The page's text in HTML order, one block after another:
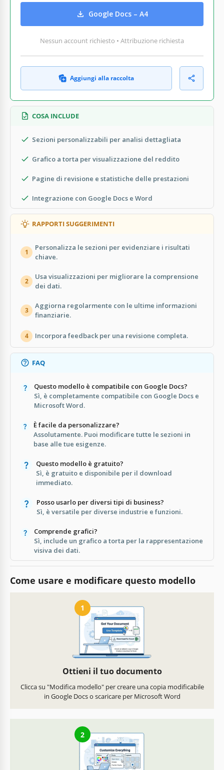
Google Docs – A4
Nessun account richiesto • Attribuzione richiesta
Aggiungi alla raccolta
COSA INCLUDE
Sezioni personalizzabili per analisi dettagliata
Grafico a torta per visualizzazione del reddito
Pagine di revisione e statistiche delle prestazioni
Integrazione con Google Docs e Word
RAPPORTI SUGGERIMENTI
1
Personalizza le sezioni per evidenziare i risultati
chiave.
2
Usa visualizzazioni per migliorare la comprensione
dei dati.
3
Aggiorna regolarmente con le ultime informazioni
finanziarie.
4 Incorpora feedback per una revisione completa.
FAQ
Questo modello è compatibile con Google Docs?
Sì, è completamente compatibile con Google Docs e
Microsoft Word.
È facile da personalizzare?
Assolutamente. Puoi modificare tutte le sezioni in
base alle tue esigenze.
Questo modello è gratuito?
Sì, è gratuito e disponibile per il download
immediato.
Posso usarlo per diversi tipi di business?
Sì, è versatile per diverse industrie e funzioni.
Comprende grafici?
Sì, include un grafico a torta per la rappresentazione
visiva dei dati.
Come usare e modificare questo modello
1
Ottieni il tuo documento
Clicca su "Modifica modello" per creare una copia modificabile
in Google Docs o scaricare per Microsoft Word
2